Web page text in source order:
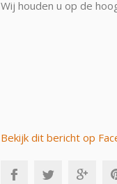
Wij houden u op de
Bekijk dit bericht op